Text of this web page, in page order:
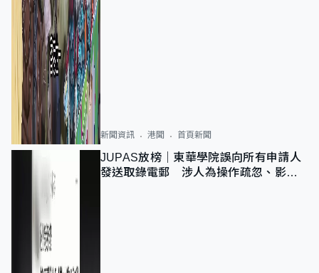
新聞資訊 港聞 首頁新聞
JUPAS放榜｜東華學院誤向所有申請人
發送取錄電郵 涉人為操作疏忽、影響